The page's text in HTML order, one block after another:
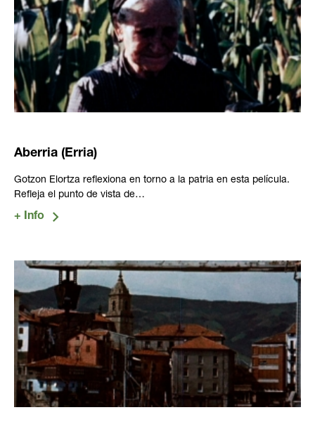
Aberria (Erria)
Gotzon Elortza reflexiona en torno a la patria en esta película.
Refleja el punto de vista de…